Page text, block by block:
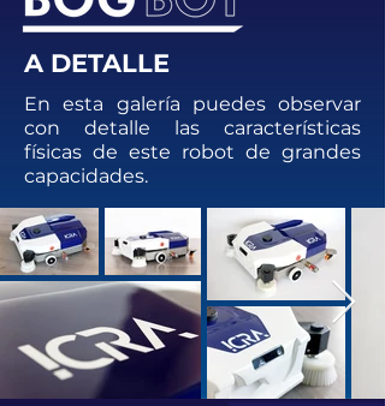
A DETALLE
En esta galería puedes observar
con detalle las características
físicas de este robot de grandes
capacidades.